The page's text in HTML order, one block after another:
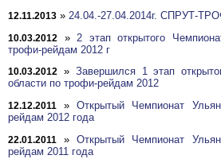
12.11.2013 » 24.04.-27.04.2014г. СПРУТ-
10.03.2012 » 2 этап открытого
трофи-рейдам 2012 г
10.03.2012 » Завершился 1 этап
области по трофи-рейдам 2012
12.12.2011 »Открытый Чемпионат
рейдам 2012 года
22.01.2011 »Открытый Чемпионат
рейдам 2011 года